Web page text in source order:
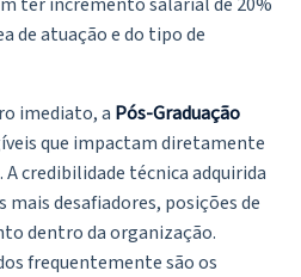
de atuação e do tipo de
imediato, a Pós-Graduação
que impactam diretamente
credibilidade técnica adquirida
desafiadores, posições de
dentro da organização.
frequentemente são os